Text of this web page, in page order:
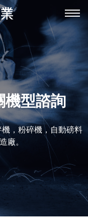
攪
械
選
機型諮詢
，粉碎機，自動磅料
廠。